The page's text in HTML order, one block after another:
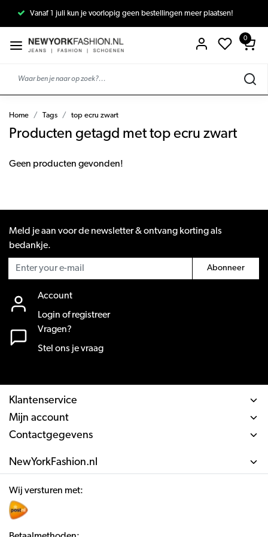
Vanaf 1 juli kun je voorlopig geen bestellingen meer plaatsen!
0
Home Tags top ecru zwart
Producten getagd met top ecru zwart
Geen producten gevonden!
Meld je aan voor de newsletter & ontvang korting als
bedankje.
Abonneer
Account
Login of registreer
Vragen?
Stel ons je vraag
Klantenservice
Mijn account
Contactgegevens
NewYorkFashion.nl
Wij versturen met: